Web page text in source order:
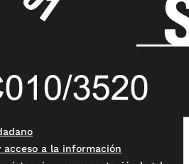
acceso a la información